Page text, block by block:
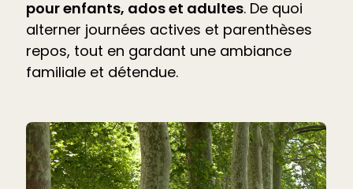
pour enfants, ados et adultes. De quoi
alterner journées actives et parenthèses
repos, tout en gardant une ambiance
familiale et détendue.